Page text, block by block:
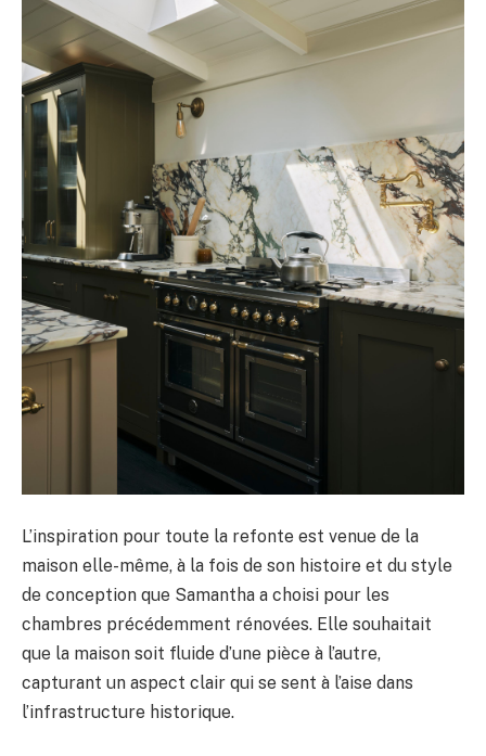
L’inspiration pour toute la refonte est venue de la
maison elle-même, à la fois de son histoire et du style
de conception que Samantha a choisi pour les
chambres précédemment rénovées. Elle souhaitait
que la maison soit fluide d’une pièce à l’autre,
capturant un aspect clair qui se sent à l’aise dans
l’infrastructure historique.